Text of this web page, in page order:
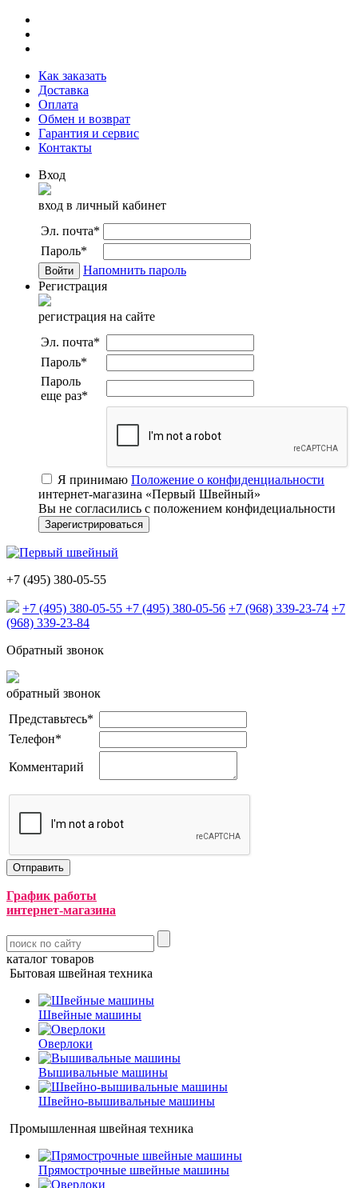
Как заказать
Доставка
Оплата
Обмен и возврат
Гарантия и сервис
Контакты
Вход
вход в личный кабинет
Эл. почта*
Пароль*
Напомнить пароль
Регистрация
регистрация на сайте
Эл. почта*
Пароль*
Пароль
еще раз*
Я принимаю Положение о конфиденциальности
интернет-магазина «Первый Швейный»
Вы не согласились с положением конфидециальности
+7 (495) 380-05-55
+7 (495) 380-05-55 +7 (495) 380-05-56 +7 (968) 339-23-74 +7
(968) 339-23-84
Обратный звонок
обратный звонок
Представьтесь*
Телефон*
Комментарий
График работы
интернет-магазина
каталог товаров
Бытовая швейная техника
Швейные машины
Оверлоки
Вышивальные машины
Швейно-вышивальные машины
Промышленная швейная техника
Прямострочные швейные машины